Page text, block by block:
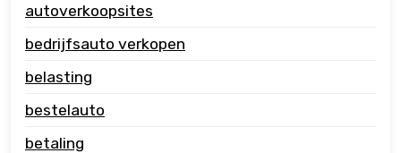
autoverkoopsites
bedrijfsauto verkopen
belasting
bestelauto
betaling